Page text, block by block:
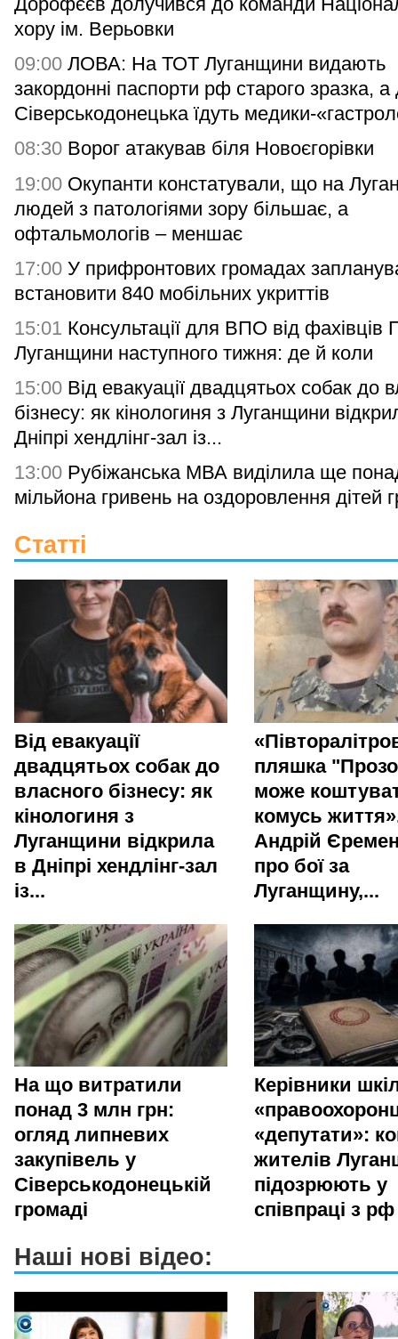
хору ім. Верьовки
09:00 ЛОВА: На ТОТ Луганщини видають
закордонні паспорти рф старого зразка, а
Сіверськодонецька їдуть медики-
08:30 Ворог атакував біля Новоєгорівки
19:00 Окупанти констатували, що на
людей з патологіями зору більшає, а
офтальмологів – меншає
17:00 У прифронтових громадах
встановити 840 мобільних укриттів
15:01 Консультації для ВПО від фахівців
Луганщини наступного тижня: де й коли
15:00 Від евакуації двадцятьох собак до
бізнесу: як кінологиня з Луганщини
Дніпрі хендлінг-зал із...
13:00 Рубіжанська МВА виділила ще
мільйона гривень на оздоровлення дітей
Статті
Від евакуації
двадцятьох собак до
власного бізнесу: як
кінологиня з
Луганщини відкрила
в Дніпрі хендлінг-зал
із...
пляшка
може
комусь
Андрій
про бої за
Луганщину,...
На що витратили
понад 3 млн грн:
огляд липневих
закупівель у
Сіверськодонецькій
громаді
Керівники
«депутати»:
жителів
підозрюють у
співпраці з рф
Наші нові відео: